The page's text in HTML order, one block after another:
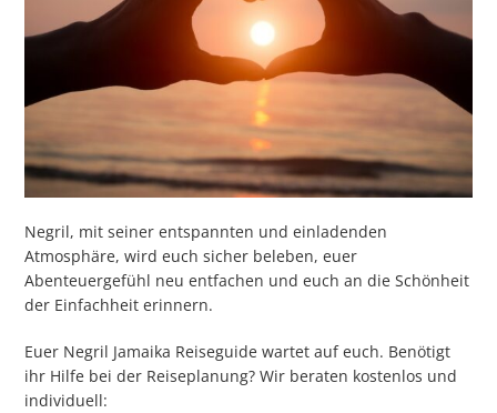
Negril, mit seiner entspannten und einladenden
Atmosphäre, wird euch sicher beleben, euer
Abenteuergefühl neu entfachen und euch an die Schönheit
der Einfachheit erinnern.
Euer Negril Jamaika Reiseguide wartet auf euch. Benötigt
ihr Hilfe bei der Reiseplanung? Wir beraten kostenlos und
individuell: